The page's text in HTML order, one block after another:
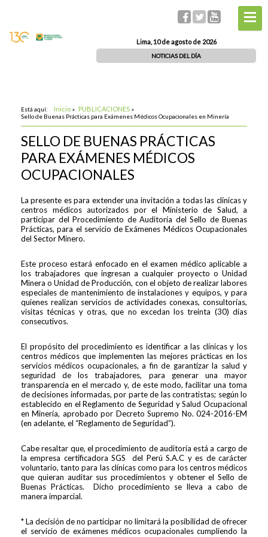
Lima, 10 de agosto de 2026
NOTICIAS DEL DÍA
Está aquí: Inicio » PUBLICACIONES »
Sello de Buenas Prácticas para Exámenes Médicos Ocupacionales en Minería
SELLO DE BUENAS PRÁCTICAS
PARA EXÁMENES MÉDICOS
OCUPACIONALES
La presente es para extender una invitación a todas las clínicas y
centros médicos autorizados por el Ministerio de Salud, a
participar del Procedimiento de Auditoría del Sello de Buenas
Prácticas, para el servicio de Exámenes Médicos Ocupacionales
del Sector Minero.
Este proceso estará enfocado en el examen médico aplicable a
los trabajadores que ingresan a cualquier proyecto o Unidad
Minera o Unidad de Producción, con el objeto de realizar labores
especiales de mantenimiento de instalaciones y equipos, y para
quienes realizan servicios de actividades conexas, consultorías,
visitas técnicas y otras, que no excedan los treinta (30) días
consecutivos.
El propósito del procedimiento es identificar a las clínicas y los
centros médicos que implementen las mejores prácticas en los
servicios médicos ocupacionales, a fin de garantizar la salud y
seguridad de los trabajadores, para generar una mayor
transparencia en el mercado y, de este modo, facilitar una toma
de decisiones informadas, por parte de las contratistas; según lo
establecido en el Reglamento de Seguridad y Salud Ocupacional
en Minería, aprobado por Decreto Supremo No. 024-2016-EM
(en adelante, el “Reglamento de Seguridad”).
Cabe resaltar que, el procedimiento de auditoría está a cargo de
la empresa certificadora SGS del Perú S.A.C y es de carácter
voluntario, tanto para las clínicas como para los centros médicos
que quieran auditar sus procedimientos y obtener el Sello de
Buenas Prácticas. Dicho procedimiento se lleva a cabo de
manera imparcial.
* La decisión de no participar no limitará la posibilidad de ofrecer
el servicio de exámenes médicos ocupacionales cumpliendo la